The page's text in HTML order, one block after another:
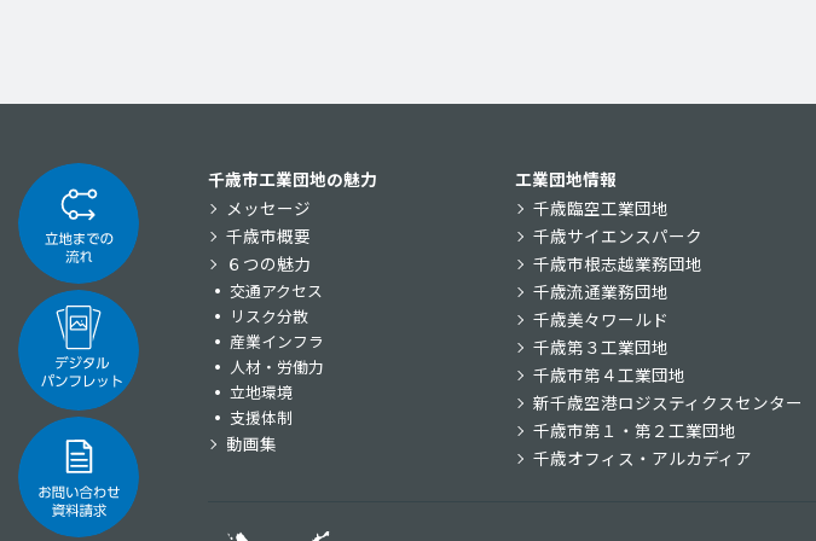
千歳市工業団地の魅力
メッセージ
千歳市概要
６つの魅力
交通アクセス
リスク分散
産業インフラ
人材・労働力
立地環境
支援体制
動画集
工業団地情報
千歳臨空工業団地
千歳サイエンスパーク
千歳市根志越業務団地
千歳流通業務団地
千歳美々ワールド
千歳第３工業団地
千歳市第４工業団地
新千歳空港ロジスティクスセンター
千歳市第１・第２工業団地
千歳オフィス・アルカディア